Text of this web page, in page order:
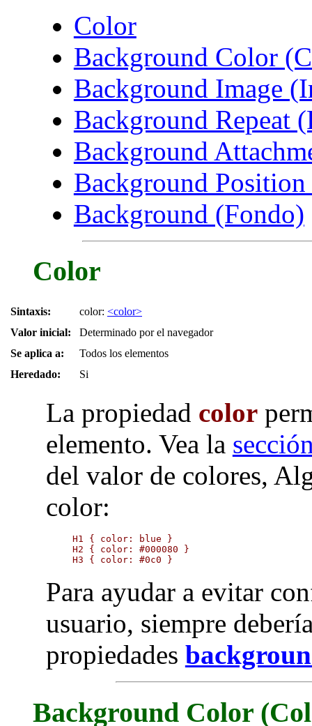
Color
Background Color
Background Image
Background Repeat
Background
Background
Background (Fondo)
Color
Sintaxis: color: <color>
Valor inicial:
Determinado por el navegador
Se aplica a:
Todos los elementos
Heredado:
Si
La propiedad color
elemento. Vea la
del valor de colores,
color:
H1 { color: blue }
H2 { color: #000080 }
H3 { color: #0c0 }
Para ayudar a evitar
usuario, siempre
propiedades
Background Color